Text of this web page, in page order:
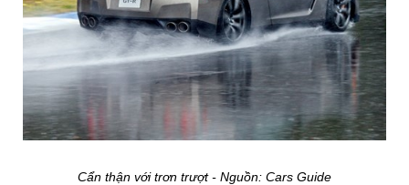
Cẩn thận với trơn trượt - Nguồn: Cars Guide